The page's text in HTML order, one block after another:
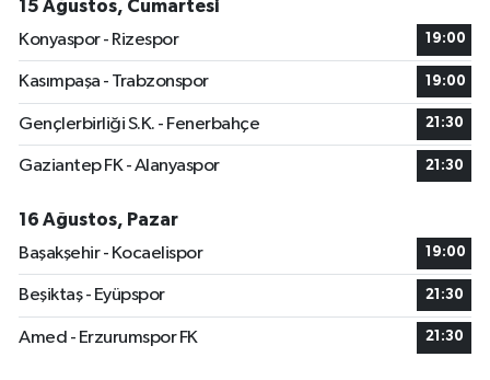
15 Ağustos, Cumartesi
Konyaspor - Rizespor
19:00
Kasımpaşa - Trabzonspor 19:00
Gençlerbirliği S.K. - Fenerbahçe 21:30
Gaziantep FK - Alanyaspor 21:30
16 Ağustos, Pazar
Başakşehir - Kocaelispor
19:00
Beşiktaş - Eyüpspor 21:30
Amed - Erzurumspor FK 21:30